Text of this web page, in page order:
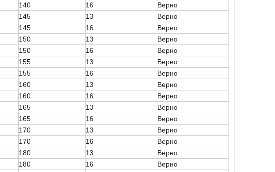
140 16
Верно
145 13
Верно
145 16
Верно
150 13
Верно
150 16
Верно
155 13
Верно
155 16
Верно
160 13
Верно
160 16
Верно
165 13
Верно
165 16
Верно
170 13
Верно
170 16
Верно
180 13
Верно
180 16
Верно